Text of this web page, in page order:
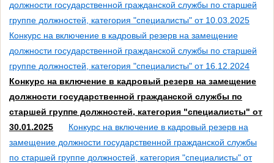
должности государственной гражданской службы по старшей
группе должностей, категория "специалисты" от 10.03.2025
Конкурс на включение в кадровый резерв на замещение
должности государственной гражданской службы по старшей
группе должностей, категория "специалисты" от 16.12.2024
Конкурс на включение в кадровый резерв на замещение
должности государственной гражданской службы по
старшей группе должностей, категория "специалисты" от
30.01.2025
Конкурс на включение в кадровый резерв на
замещение должности государственной гражданской службы
по старшей группе должностей, категория "специалисты" от